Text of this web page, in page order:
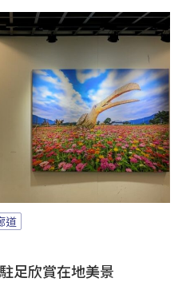
道
足欣賞在地美景